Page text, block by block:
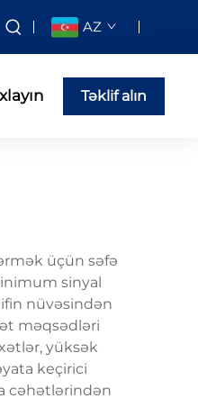
AZ
Təklif alın
üçün səfə
sinyal
nüvəsindən
məqsədləri
yüksək
keçirici
cəhətlərindən